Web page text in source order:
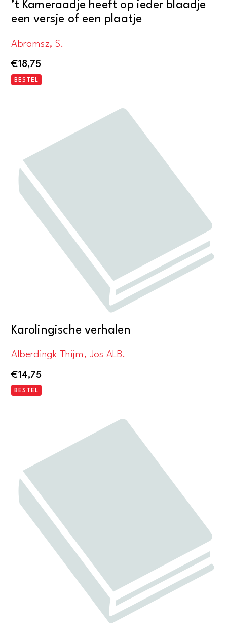
’t Kameraadje heeft op ieder blaadje
een versje of een plaatje
Abramsz, S.
€18,75
BESTEL
Karolingische verhalen
Alberdingk Thijm, Jos ALB.
€14,75
BESTEL